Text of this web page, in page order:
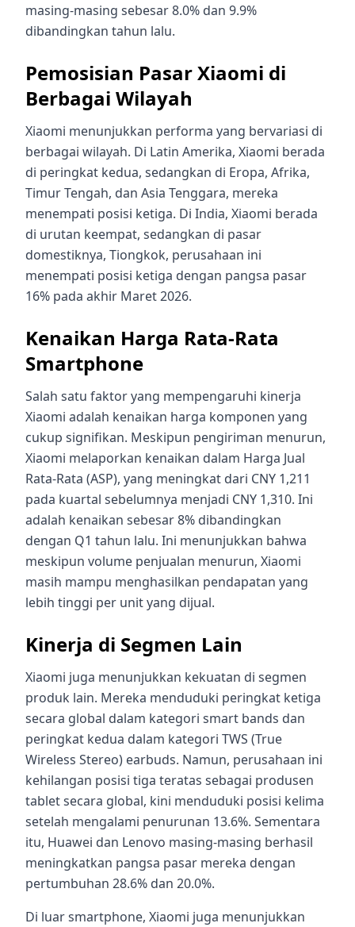
masing-masing sebesar 8.0% dan 9.9%
dibandingkan tahun lalu.
Pemosisian Pasar Xiaomi di
Berbagai Wilayah
Xiaomi menunjukkan performa yang bervariasi di
berbagai wilayah. Di Latin Amerika, Xiaomi berada
di peringkat kedua, sedangkan di Eropa, Afrika,
Timur Tengah, dan Asia Tenggara, mereka
menempati posisi ketiga. Di India, Xiaomi berada
di urutan keempat, sedangkan di pasar
domestiknya, Tiongkok, perusahaan ini
menempati posisi ketiga dengan pangsa pasar
16% pada akhir Maret 2026.
Kenaikan Harga Rata-Rata
Smartphone
Salah satu faktor yang mempengaruhi kinerja
Xiaomi adalah kenaikan harga komponen yang
cukup signifikan. Meskipun pengiriman menurun,
Xiaomi melaporkan kenaikan dalam Harga Jual
Rata-Rata (ASP), yang meningkat dari CNY 1,211
pada kuartal sebelumnya menjadi CNY 1,310. Ini
adalah kenaikan sebesar 8% dibandingkan
dengan Q1 tahun lalu. Ini menunjukkan bahwa
meskipun volume penjualan menurun, Xiaomi
masih mampu menghasilkan pendapatan yang
lebih tinggi per unit yang dijual.
Kinerja di Segmen Lain
Xiaomi juga menunjukkan kekuatan di segmen
produk lain. Mereka menduduki peringkat ketiga
secara global dalam kategori smart bands dan
peringkat kedua dalam kategori TWS (True
Wireless Stereo) earbuds. Namun, perusahaan ini
kehilangan posisi tiga teratas sebagai produsen
tablet secara global, kini menduduki posisi kelima
setelah mengalami penurunan 13.6%. Sementara
itu, Huawei dan Lenovo masing-masing berhasil
meningkatkan pangsa pasar mereka dengan
pertumbuhan 28.6% dan 20.0%.
Di luar smartphone, Xiaomi juga menunjukkan